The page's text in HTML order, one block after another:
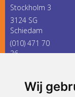
Wij
Stockholm 3
3124 SG
Schiedam
(010) 471 70
36